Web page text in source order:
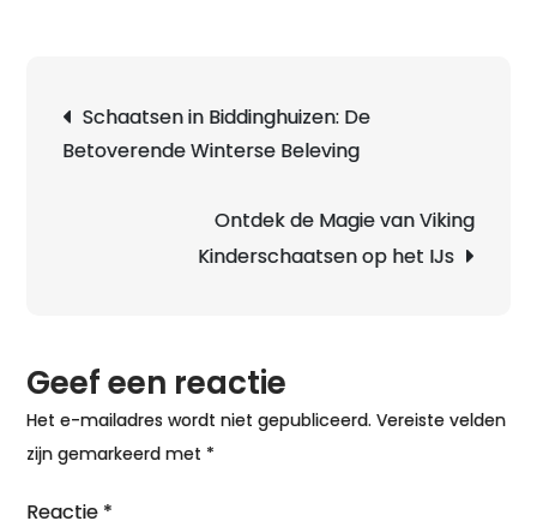
Schaatsen in Biddinghuizen: De
Betoverende Winterse Beleving
Ontdek de Magie van Viking
Kinderschaatsen op het IJs
Geef een reactie
Het e-mailadres wordt niet gepubliceerd. Vereiste velden
zijn gemarkeerd met *
Reactie *